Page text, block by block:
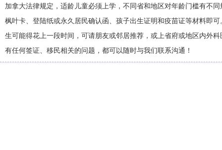
加拿大法律规定，适龄儿童必须上学，不同省和地区对年龄门槛有不
枫叶卡、登陆纸或永久居民确认函、孩子出生证明和疫苗证等材料即
生可能得花上一段时间，可请朋友或邻居推荐，或上省府或地区内外
有任何签证、移民相关的问题，都可以随时与我们联系沟通！